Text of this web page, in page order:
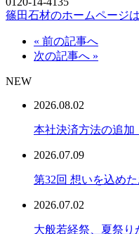
篠田石材のホームページ
« 前の記事へ
次の記事へ »
NEW
2026.08.02
本社決済方法の追加
2026.07.09
第32回 想いを込め
2026.07.02
大般若経祭、夏祭り